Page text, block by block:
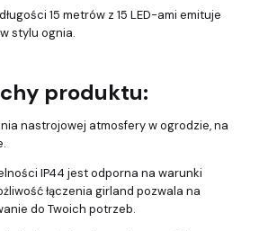
15 metrów z 15 LED-ami emituje
stylu ognia.
produktu:
nastrojowej atmosfery w ogrodzie, na
IP44 jest odporna na warunki
łączenia girland pozwala na
do Twoich potrzeb.